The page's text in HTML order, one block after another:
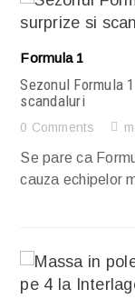
Formula 1
Sezonul Formula
scandaluri
0 Comments
Se pare ca
cauza echipelor